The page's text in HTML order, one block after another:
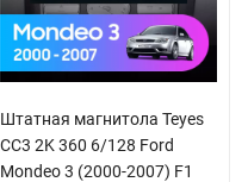
Штатная магнитола Teyes
CC3 2K 360 6/128 Ford
Mondeo 3 (2000-2007) F1